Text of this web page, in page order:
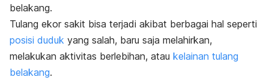
belakang.
Tulang ekor sakit bisa terjadi akibat berbagai hal seperti
posisi duduk yang salah, baru saja melahirkan,
melakukan aktivitas berlebihan, atau kelainan tulang
belakang.